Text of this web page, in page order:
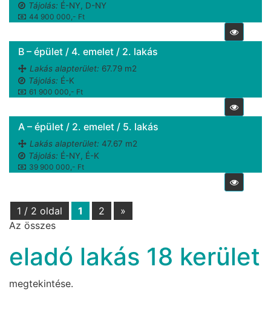
Tájolás: É-NY, D-NY
44 900 000,- Ft
B – épület / 4. emelet / 2. lakás
Lakás alapterület: 67.79 m2
Tájolás: É-K
61 900 000,- Ft
A – épület / 2. emelet / 5. lakás
Lakás alapterület: 47.67 m2
Tájolás: É-NY, É-K
39 900 000,- Ft
1 / 2 oldal 1 2
»
Az összes
eladó lakás 18 kerület
megtekintése.